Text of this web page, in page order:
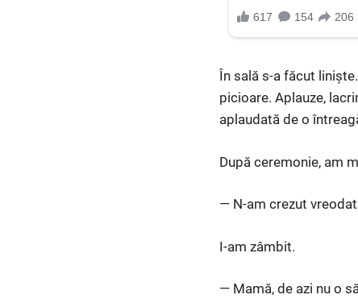
În sală s-a făcut
picioare. Aplauze,
aplaudată de o
După ceremonie, am
— N-am crezut
I-am zâmbit.
— Mamă, de azi nu o